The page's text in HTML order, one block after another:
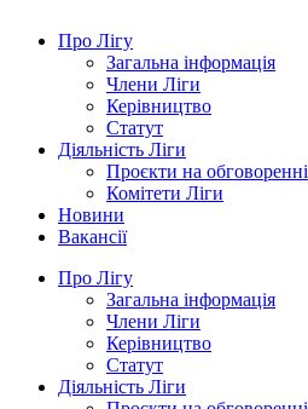
Про Лігу
Загальна інформація
Члени Ліги
Керівництво
Статут
Діяльність Ліги
Проєкти на обговоренні
Комітети Ліги
Новини
Вакансії
Про Лігу
Загальна інформація
Члени Ліги
Керівництво
Статут
Діяльність Ліги